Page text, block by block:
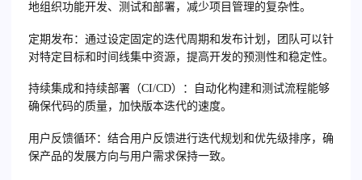
地组织功能开发、测试和部署，减少项目管理的复杂性。
定期发布：通过设定固定的迭代周期和发布计划，团队可以针
对特定目标和时间线集中资源，提高开发的预测性和稳定性。
持续集成和持续部署 （CI/CD）：自动化构建和测试流程能够
确保代码的质量，加快版本迭代的速度。
用户反馈循环：结合用户反馈进行迭代规划和优先级排序，确
保产品的发展方向与用户需求保持一致。